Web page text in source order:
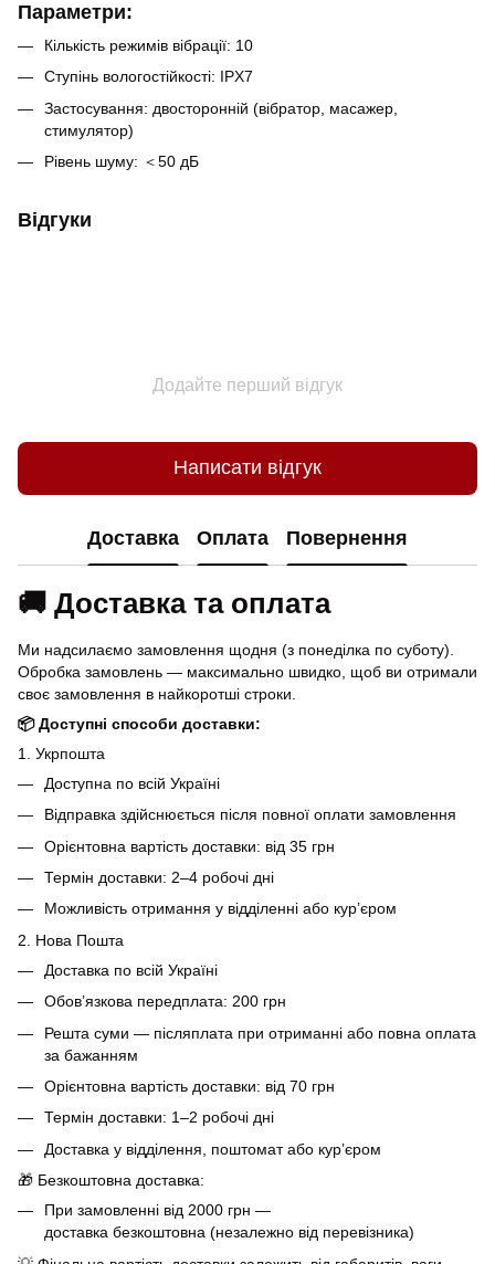
Параметри:
Кількість режимів вібрації: 10
Ступінь вологостійкості: IPX7
Застосування: двосторонній (вібратор, масажер,
стимулятор)
Рівень шуму: ＜50 дБ
Відгуки
Додайте перший відгук
Написати відгук
Доставка Оплата Повернення
🚚 Доставка та оплата
Ми надсилаємо замовлення щодня (з понеділка по суботу).
Обробка замовлень — максимально швидко, щоб ви отримали
своє замовлення в найкоротші строки.
📦 Доступні способи доставки:
1. Укрпошта
Доступна по всій Україні
Відправка здійснюється після повної оплати замовлення
Орієнтовна вартість доставки: від 35 грн
Термін доставки: 2–4 робочі дні
Можливість отримання у відділенні або кур’єром
2. Нова Пошта
Доставка по всій Україні
Обов’язкова передплата: 200 грн
Решта суми — післяплата при отриманні або повна оплата
за бажанням
Орієнтовна вартість доставки: від 70 грн
Термін доставки: 1–2 робочі дні
Доставка у відділення, поштомат або кур’єром
🎁 Безкоштовна доставка:
При замовленні від 2000 грн —
доставка безкоштовна (незалежно від перевізника)